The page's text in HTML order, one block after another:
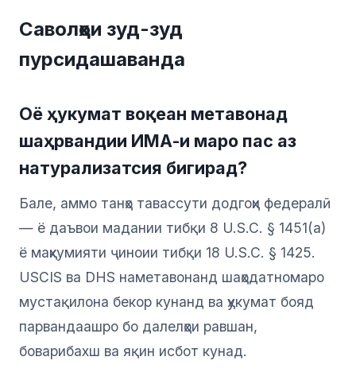
Саволҳои зуд-зуд
пурсидашаванда
Оё ҳукумат воқеан метавонад
шаҳрвандии ИМА-и маро пас аз
натурализатсия бигирад?
Бале, аммо танҳо тавассути додгоҳи федералӣ
— ё даъвои мадании тибқи 8 U.S.C. § 1451(a)
ё маҳкумияти ҷиноии тибқи 18 U.S.C. § 1425.
USCIS ва DHS наметавонанд шаҳодатномаро
мустақилона бекор кунанд ва ҳукумат бояд
парвандаашро бо далелҳои равшан,
боварибахш ва яқин исбот кунад.